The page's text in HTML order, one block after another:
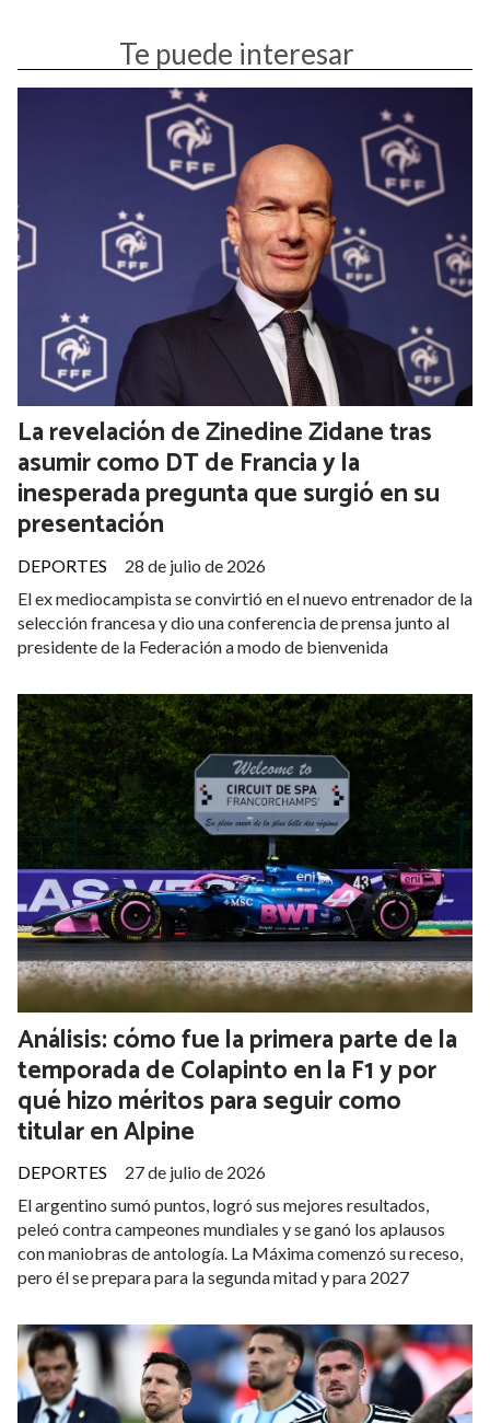
Te puede interesar
La revelación de Zinedine Zidane tras
asumir como DT de Francia y la
inesperada pregunta que surgió en su
presentación
DEPORTES
28 de julio de 2026
El ex mediocampista se convirtió en el nuevo entrenador de la
selección francesa y dio una conferencia de prensa junto al
presidente de la Federación a modo de bienvenida
Análisis: cómo fue la primera parte de la
temporada de Colapinto en la F1 y por
qué hizo méritos para seguir como
titular en Alpine
DEPORTES
27 de julio de 2026
El argentino sumó puntos, logró sus mejores resultados,
peleó contra campeones mundiales y se ganó los aplausos
con maniobras de antología. La Máxima comenzó su receso,
pero él se prepara para la segunda mitad y para 2027